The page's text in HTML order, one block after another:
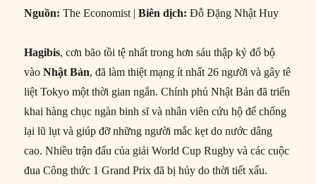
Nguồn: The Economist |Biên dịch: Đỗ Đặng Nhật Huy
Hagibis, cơn bão tồi tệ nhất trong hơn sáu thập kỷ đổ bộ
vàoNhật Bản, đã làm thiệt mạng ít nhất 26 người và gây tê
liệt Tokyo một thời gian ngắn. Chính phủ Nhật Bản đã triển
khai hàng chục ngàn binh sĩ và nhân viên cứu hộ để chống
lại lũ lụt và giúp đỡ những người mắc kẹt do nước dâng
cao. Nhiều trận đấu của giải World Cup Rugby và các cuộc
đua Công thức 1 Grand Prix đã bị hủy do thời tiết xấu.